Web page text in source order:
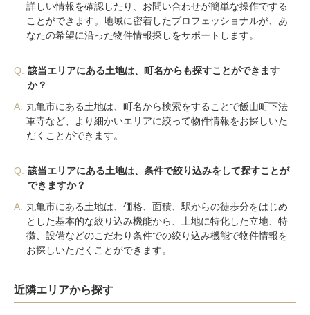
詳しい情報を確認したり、お問い合わせが簡単な操作でする
ことができます。地域に密着したプロフェッショナルが、あ
なたの希望に沿った物件情報探しをサポートします。
Q.
該当エリアにある土地は、町名からも探すことができます
か？
A.
丸亀市にある土地は、町名から検索をすることで飯山町下法
軍寺など、より細かいエリアに絞って物件情報をお探しいた
だくことができます。
Q.
該当エリアにある土地は、条件で絞り込みをして探すことが
できますか？
A.
丸亀市にある土地は、価格、面積、駅からの徒歩分をはじめ
とした基本的な絞り込み機能から、土地に特化した立地、特
徴、設備などのこだわり条件での絞り込み機能で物件情報を
お探しいただくことができます。
近隣エリアから探す